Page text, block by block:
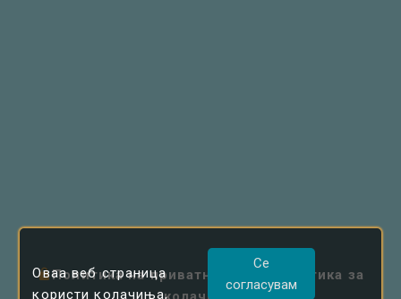
Политика на приватност
Политика за
Оваа веб страница
користи колачиња,
Се
согласувам